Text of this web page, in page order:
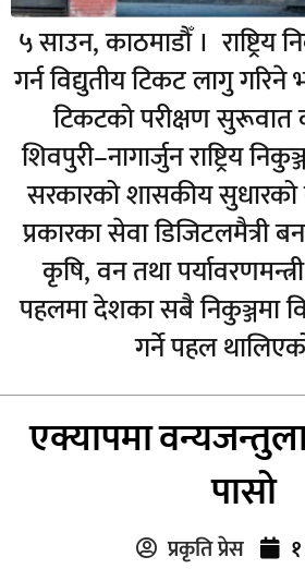
५ साउन, काठमाडौँ । राष्ट्रिय
गर्न विद्युतीय टिकट लागु गरिने
टिकटको परीक्षण सुरूवात
शिवपुरी–नागार्जुन राष्ट्रिय
सरकारको शासकीय
प्रकारका सेवा डिजिटलमैत्री
कृषि, वन तथा
पहलमा देशका सबै निकुञ्जमा
गर्ने पहल
एक्यापमा
पासो
प्रकृति प्रेस